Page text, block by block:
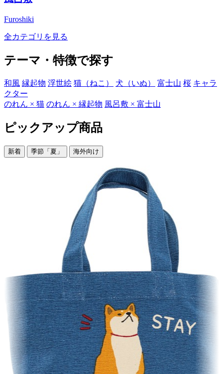
Furoshiki
全カテゴリを見る
テーマ・特徴で探す
和風 縁起物 浮世絵 猫（ねこ） 犬（いぬ） 富士山 桜 キャラ
クター
のれん × 猫 のれん × 縁起物 風呂敷 × 富士山
ピックアップ商品
新着 季節「夏」 海外向け